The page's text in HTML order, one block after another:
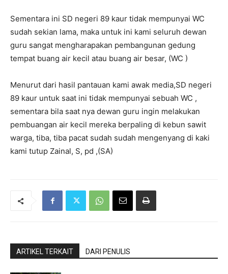
Sementara ini SD negeri 89 kaur tidak mempunyai WC
sudah sekian lama, maka untuk ini kami seluruh dewan
guru sangat mengharapakan pembangunan gedung
tempat buang air kecil atau buang air besar, (WC )
Menurut dari hasil pantauan kami awak media,SD negeri
89 kaur untuk saat ini tidak mempunyai sebuah WC ,
sementara bila saat nya dewan guru ingin melakukan
pembuangan air kecil mereka berpaling di kebun sawit
warga, tiba, tiba pacat sudah sudah mengenyang di kaki
kami tutup Zainal, S, pd ,(SA)
ARTIKEL TERKAIT DARI PENULIS